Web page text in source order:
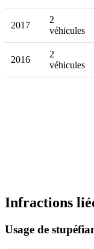
2017
2
véhicules
2016
2
véhicules
Infractions
Usage de